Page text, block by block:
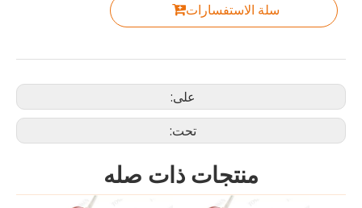
سلة الاستفسارات
على:
تحت:
منتجات ذات صله